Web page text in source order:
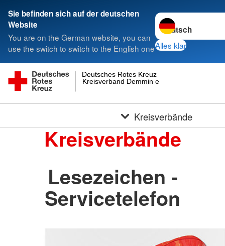
Sie befinden sich auf der deutschen
Website
You are on the German website, you can
use the switch to switch to the English one
Sprache wechseln
Alles klar
Kreisverband Demmin e.V.
Deutsches Rotes Kreuz
Kreisverbände
Kreisverbände
Lesezeichen -
Servicetelefon